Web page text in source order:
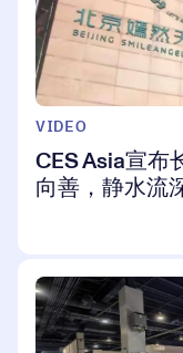
VIDEO
CES Asia宣布
向善，静水流